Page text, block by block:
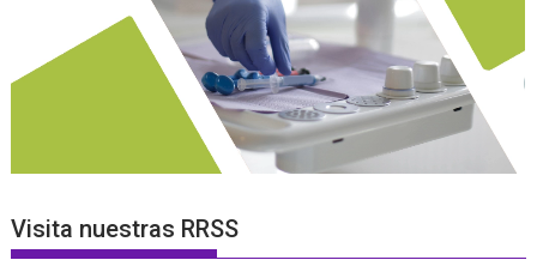
Visita nuestras RRSS